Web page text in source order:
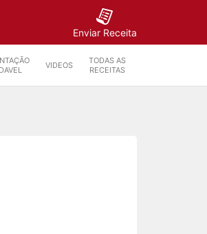
Enviar Receita
VIDEOS
TODAS AS
RECEITAS